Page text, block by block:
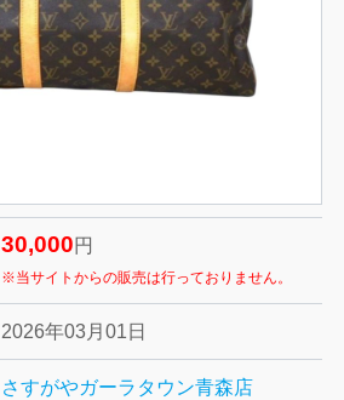
30,000 円
※当サイトからの販売は行っておりません。
2026年03月01日
さすがやガーラタウン青森店